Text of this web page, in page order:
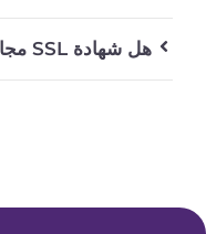
هل شهادة SSL مجانية مدى الحياة؟